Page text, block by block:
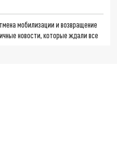
мобилизации и возвращение
новости, которые ждали все